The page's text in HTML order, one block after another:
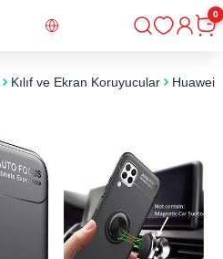
Giriş
0
Kılıf ve Ekran Koruyucular Huawei